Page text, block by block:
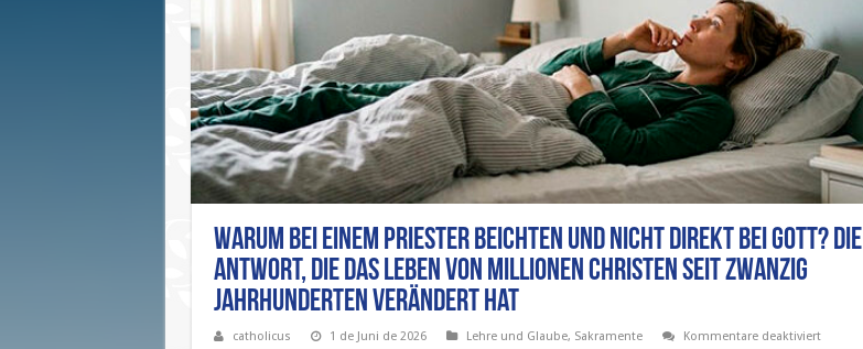
Warum bei einem Priester beichten und nicht direkt bei Gott? Die
Antwort, die das Leben von Millionen Christen seit zwanzig
Jahrhunderten verändert hat
catholicus 1 de Juni de 2026 Lehre und Glaube, Sakramente Kommentare deaktiviertfür